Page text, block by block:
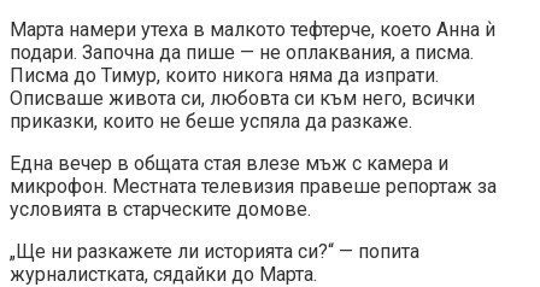
Марта намери утеха в малкото тефтерче, което Анна ѝ
подари. Започна да пише — не оплаквания, а писма.
Писма до Тимур, които никога няма да изпрати.
Описваше живота си, любовта си към него, всички
приказки, които не беше успяла да разкаже.
Една вечер в общата стая влезе мъж с камера и
микрофон. Местната телевизия правеше репортаж за
условията в старческите домове.
„Ще ни разкажете ли историята си?“ — попита
журналистката, сядайки до Марта.